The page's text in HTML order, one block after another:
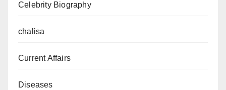
Celebrity Biography
chalisa
Current Affairs
Diseases